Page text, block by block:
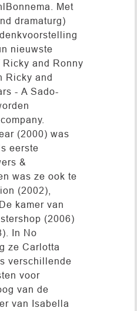
Met
dramaturg)
nieuwste
and Ronny
Ricky and
- A Sado-
(2000) was
eerste
&
was ze ook te
(2002),
kamer van
(2006)
In No
ze Carlotta
verschillende
voor
van de
van Isabella